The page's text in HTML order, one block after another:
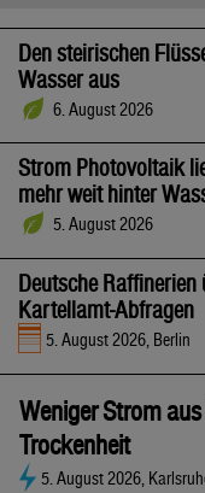
Den steirischen
Wasser aus
6. August 2026
Strom Photovoltaik
mehr weit hinter
5. August 2026
Deutsche
Kartellamt-Abfragen
5. August 2026, Berlin
Weniger Strom
Trockenheit
5. August 2026,